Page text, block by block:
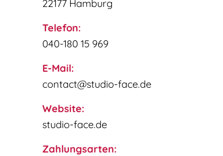
22177 Hamburg
Telefon:
040-180 15 969
E-Mail:
contact@studio-face.de
Website:
studio-face.de
Zahlungsarten: